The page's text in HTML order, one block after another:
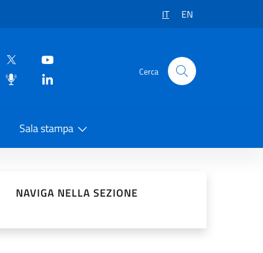
IT EN
Cerca
Sala stampa
NAVIGA NELLA SEZIONE